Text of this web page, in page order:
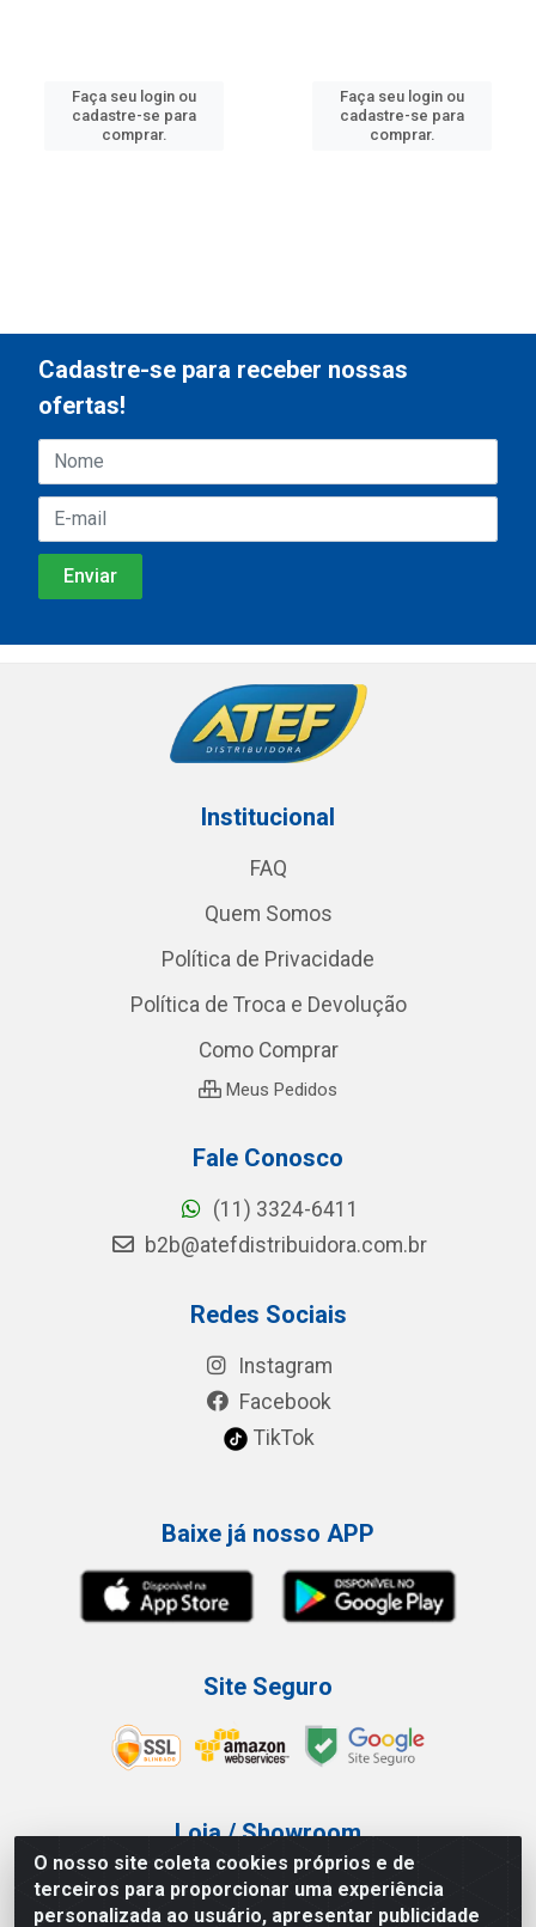
Faça seu login ou
cadastre-se para
comprar.
Faça seu login ou
cadastre-se para
comprar.
O nosso site coleta cookies próprios e de
terceiros para proporcionar uma experiência
personalizada ao usuário, apresentar publicidade
Cadastre-se para receber nossas
ofertas!
Institucional
FAQ
Quem Somos
Política de Privacidade
Política de Troca e Devolução
Como Comprar
Meus Pedidos
Fale Conosco
(11) 3324-6411
b2b@atefdistribuidora.com.br
Redes Sociais
Instagram
Facebook
TikTok
Baixe já nosso APP
Site Seguro
Loja / Showroom
Tel.: (11) 3227-0546
Av Vautier, 587/597 - Pari - São Paulo/SP